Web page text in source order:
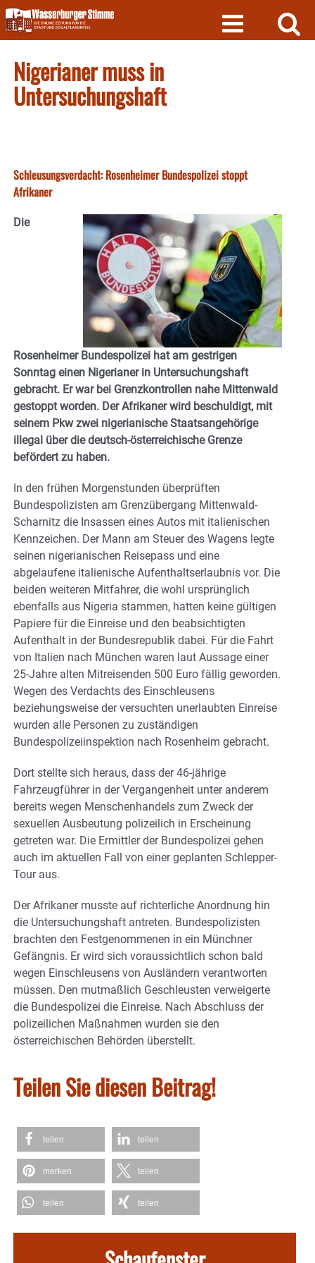
Skip
to
content
Nigerianer muss in
Untersuchungshaft
Schleusungsverdacht: Rosenheimer Bundespolizei stoppt
Afrikaner
Die
Rosenheimer Bundespolizei hat am gestrigen
Sonntag einen Nigerianer in Untersuchungshaft
gebracht. Er war bei Grenzkontrollen nahe Mittenwald
gestoppt worden. Der Afrikaner wird beschuldigt, mit
seinem Pkw zwei nigerianische Staatsangehörige
illegal über die deutsch-österreichische Grenze
befördert zu haben.
In den frühen Morgenstunden überprüften
Bundespolizisten am Grenzübergang Mittenwald-
Scharnitz die Insassen eines Autos mit italienischen
Kennzeichen. Der Mann am Steuer des Wagens legte
seinen nigerianischen Reisepass und eine
abgelaufene italienische Aufenthaltserlaubnis vor. Die
beiden weiteren Mitfahrer, die wohl ursprünglich
ebenfalls aus Nigeria stammen, hatten keine gültigen
Papiere für die Einreise und den beabsichtigten
Aufenthalt in der Bundesrepublik dabei. Für die Fahrt
von Italien nach München waren laut Aussage einer
25-Jahre alten Mitreisenden 500 Euro fällig geworden.
Wegen des Verdachts des Einschleusens
beziehungsweise der versuchten unerlaubten Einreise
wurden alle Personen zu zuständigen
Bundespolizeiinspektion nach Rosenheim gebracht.
Dort stellte sich heraus, dass der 46-jährige
Fahrzeugführer in der Vergangenheit unter anderem
bereits wegen Menschenhandels zum Zweck der
sexuellen Ausbeutung polizeilich in Erscheinung
getreten war. Die Ermittler der Bundespolizei gehen
auch im aktuellen Fall von einer geplanten Schlepper-
Tour aus.
Der Afrikaner musste auf richterliche Anordnung hin
die Untersuchungshaft antreten. Bundespolizisten
brachten den Festgenommenen in ein Münchner
Gefängnis. Er wird sich voraussichtlich schon bald
wegen Einschleusens von Ausländern verantworten
müssen. Den mutmaßlich Geschleusten verweigerte
die Bundespolizei die Einreise. Nach Abschluss der
polizeilichen Maßnahmen wurden sie den
österreichischen Behörden überstellt.
Teilen Sie diesen Beitrag!
teilen teilen
merken teilen
teilen teilen